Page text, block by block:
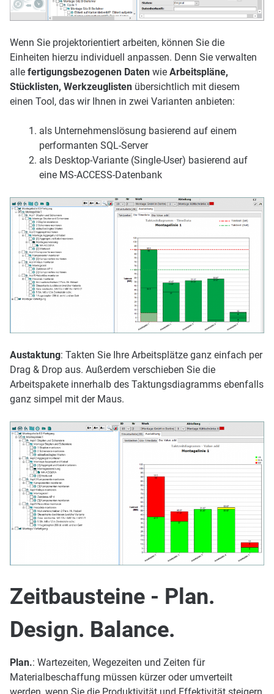
Wenn Sie projektorientiert arbeiten, können Sie die
Einheiten hierzu individuell anpassen. Denn Sie verwalten
allefertigungsbezogenen Datenwie Arbeitspläne,
Stücklisten, Werkzeuglisten übersichtlich mit diesem
einen Tool, das wir Ihnen in zwei Varianten anbieten:
als Unternehmenslösung basierend auf einem
performanten SQL-Server
als Desktop-Variante (Single-User) basierend auf
eine MS-ACCESS-Datenbank
Austaktung: Takten Sie Ihre Arbeitsplätze ganz einfach per
Drag & Drop aus. Außerdem verschieben Sie die
Arbeitspakete innerhalb des Taktungsdiagramms ebenfalls
ganz simpel mit der Maus.
Zeitbausteine - Plan.
Design. Balance.
Plan.: Wartezeiten, Wegezeiten und Zeiten für
Materialbeschaffung müssen kürzer oder umverteilt